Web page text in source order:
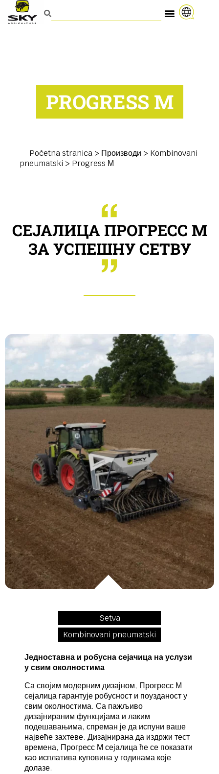
PROGRESS М
Početna stranica > Производи > Kombinovani
pneumatski > Progress М
СЕЈАЛИЦА ПРОГРЕСС М
ЗА УСПЕШНУ СЕТВУ
Setva
Kombinovani pneumatski
Једноставна и робусна сејачица на услузи
у свим околностима
Са својим модерним дизајном, Прогресс М
сејалица гарантује робусност и поузданост у
свим околностима. Са пажљиво
дизајнираним функцијама и лаким
подешавањима, спреман је да испуни ваше
највеће захтеве. Дизајнирана да издржи тест
времена, Прогресс М сејалица ће се показати
као исплатива куповина у годинама које
долазе.